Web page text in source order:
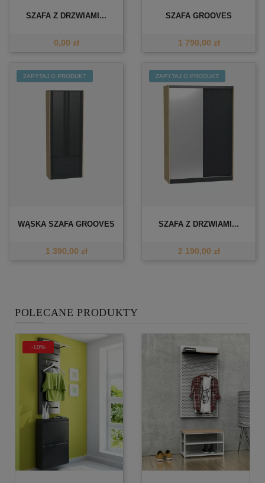
SZAFA Z DRZWIAMI...
0,00 zł
SZAFA GROOVES
1 790,00 zł
ZAPYTAJ O PRODUKT
WĄSKA SZAFA GROOVES
1 390,00 zł
ZAPYTAJ O PRODUKT
SZAFA Z DRZWIAMI...
2 190,00 zł
POLECANE PRODUKTY
-10%